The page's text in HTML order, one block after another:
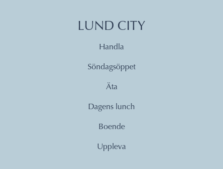
LUND CITY
Handla
Söndagsöppet
Äta
Dagens lunch
Boende
Uppleva